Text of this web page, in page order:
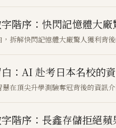
階序：快閃記憶體大
拆解快閃記憶體大廠驚人獲利背
：AI 赴考日本名校的
在頂尖升學測驗奪冠背後的資訊
階序：長鑫存儲拒絕